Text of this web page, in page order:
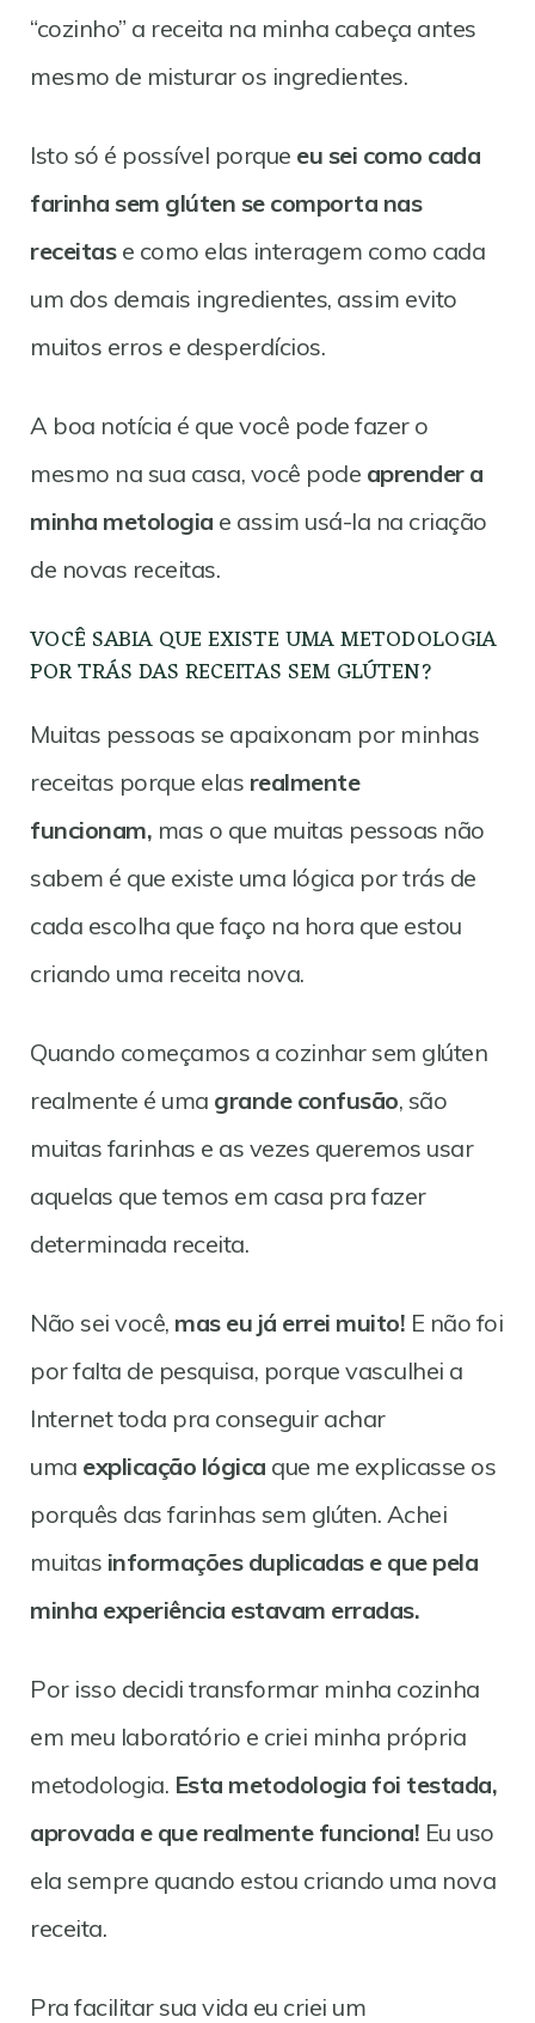
“cozinho” a receita na minha cabeça antes
mesmo de misturar os ingredientes.
Isto só é possível porque eu sei como cada
farinha sem glúten se comporta nas
receitase como elas interagem como cada
um dos demais ingredientes, assim evito
muitos erros e desperdícios.
A boa notícia é que você pode fazer o
mesmo na sua casa, você pode aprender a
minha metologia e assim usá-la na criação
de novas receitas.
VOCÊ SABIA QUE EXISTE UMA METODOLOGIA
POR TRÁS DAS RECEITAS SEM GLÚTEN?
Muitas pessoas se apaixonam por minhas
receitas porque elas realmente
funcionam, mas o que muitas pessoas não
sabem é que existe uma lógica por trás de
cada escolha que faço na hora que estou
criando uma receita nova.
Quando começamos a cozinhar sem glúten
realmente é uma grande confusão, são
muitas farinhas e as vezes queremos usar
aquelas que temos em casa pra fazer
determinada receita.
Não sei você, mas eu já errei muito! E não foi
por falta de pesquisa, porque vasculhei a
Internet toda pra conseguir achar
uma explicação lógica que me explicasse os
porquês das farinhas sem glúten. Achei
muitas informações duplicadas e que pela
minha experiência estavam erradas.
Por isso decidi transformar minha cozinha
em meu laboratório e criei minha própria
metodologia. Esta metodologia foi testada,
aprovada e que realmente funciona! Eu uso
ela sempre quando estou criando uma nova
receita.
Pra facilitar sua vida eu criei um